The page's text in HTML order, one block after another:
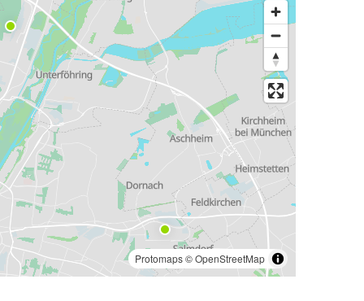
Protomaps©OpenStreetMap